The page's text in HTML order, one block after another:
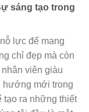
sáng tạo trong
lực để mang
chỉ đẹp mà còn
viên giàu
hướng mới trong
tạo ra những thiết